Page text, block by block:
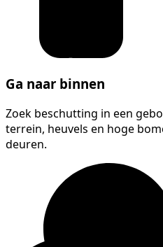
Ga naar binnen
Zoek beschutting in een
terrein, heuvels en hoge
deuren.